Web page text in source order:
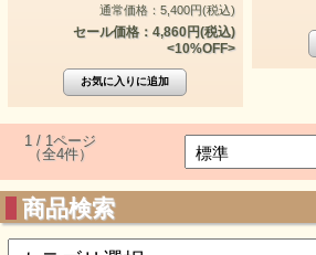
通常価格：5,400円(税込)
セール価格：4,860円(税込)
<10%OFF>
1 / 1ページ
（全4件）
商品検索